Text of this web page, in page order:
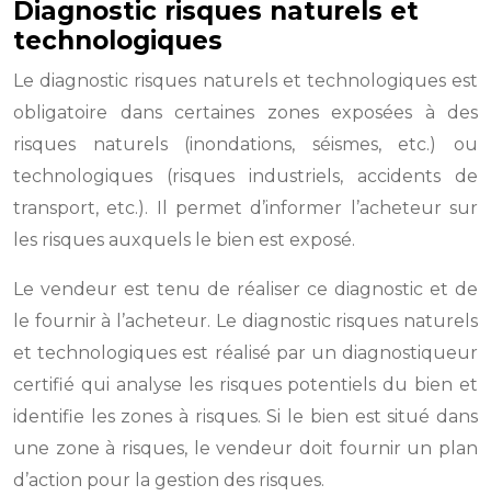
Diagnostic risques naturels et
technologiques
Le diagnostic risques naturels et technologiques est
obligatoire dans certaines zones exposées à des
risques naturels (inondations, séismes, etc.) ou
technologiques (risques industriels, accidents de
transport, etc.). Il permet d’informer l’acheteur sur
les risques auxquels le bien est exposé.
Le vendeur est tenu de réaliser ce diagnostic et de
le fournir à l’acheteur. Le diagnostic risques naturels
et technologiques est réalisé par un diagnostiqueur
certifié qui analyse les risques potentiels du bien et
identifie les zones à risques. Si le bien est situé dans
une zone à risques, le vendeur doit fournir un plan
d’action pour la gestion des risques.